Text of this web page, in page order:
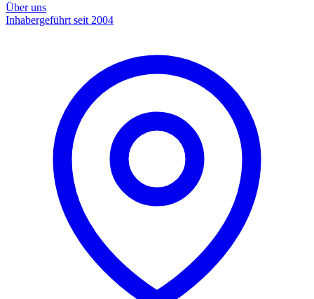
Über uns
Inhabergeführt seit 2004